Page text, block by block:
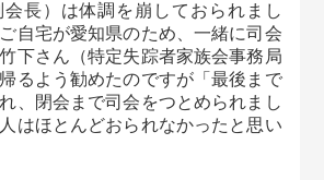
長）は体調を崩しておられまし
自宅が愛知県のため、一緒に司会
下さん（特定失踪者家族会事務局
るよう勧めたのですが「最後まで
、閉会まで司会をつとめられまし
はほとんどおられなかったと思い